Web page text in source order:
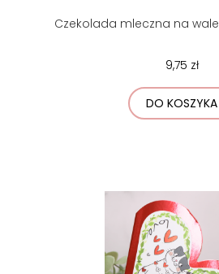
Czekolada mleczna na
9,75 zł
DO KOSZYKA